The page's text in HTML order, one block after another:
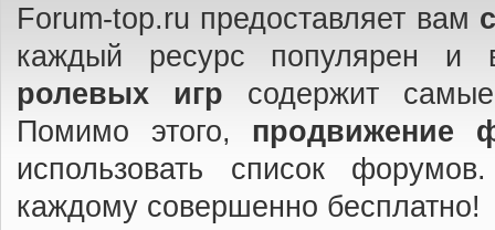
Forum-top.ru предоставляет вам
каждый ресурс популярен
ролевых игр содержит
Помимо этого, продвижение
использовать список
каждому совершенно бесплатно!